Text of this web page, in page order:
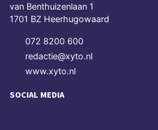
van Benthuizenlaan 1
1701 BZ Heerhugowaard
072 8200 600
redactie@xyto.nl
www.xyto.nl
SOCIAL MEDIA